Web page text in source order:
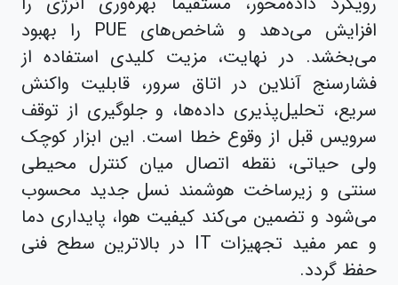
افزایش می‌دهد و شاخص‌های PUE را بهبود
می‌بخشد. در نهایت، مزیت کلیدی استفاده از
فشارسنج آنلاین در اتاق سرور، قابلیت واکنش
سریع، تحلیل‌پذیری داده‌ها، و جلوگیری از توقف
سرویس قبل از وقوع خطا است. این ابزار کوچک
ولی حیاتی، نقطه اتصال میان کنترل محیطی
سنتی و زیرساخت هوشمند نسل جدید محسوب
می‌شود و تضمین می‌کند کیفیت هوا، پایداری دما
و عمر مفید تجهیزات IT در بالاترین سطح فنی
حفظ گردد.